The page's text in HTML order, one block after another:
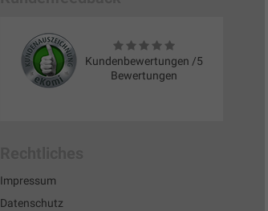
Kundenbewertungen /5
Bewertungen
Impressum
Datenschutz